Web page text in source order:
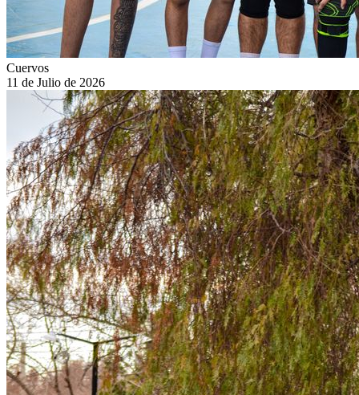
Cuervos
11 de Julio de 2026